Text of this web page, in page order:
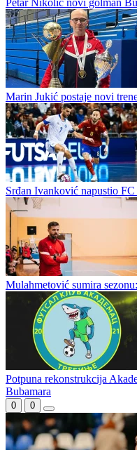
Miloš Todorić pojačao
Dvadesetdvogodišnji
Todorić novi je igrač KMF
se ranije tokom ljeta rastao
Petar Nikolić novi golman
Marin Jukić postaje novi
Srđan Ivanković napustio FC